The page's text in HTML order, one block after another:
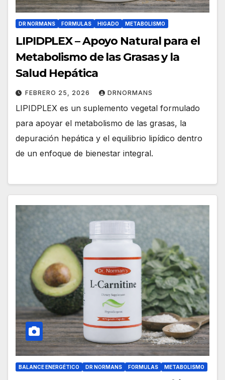
DR NORMANS FORMULAS HIGADO METABOLISMO
LIPIDPLEX – Apoyo Natural para el
Metabolismo de las Grasas y la
Salud Hepática
FEBRERO 25, 2026 DRNORMANS
LIPIDPLEX es un suplemento vegetal formulado
para apoyar el metabolismo de las grasas, la
depuración hepática y el equilibrio lipídico dentro
de un enfoque de bienestar integral.
BALANCE ENERGÉTICO DR NORMANS FORMULAS METABOLISMO